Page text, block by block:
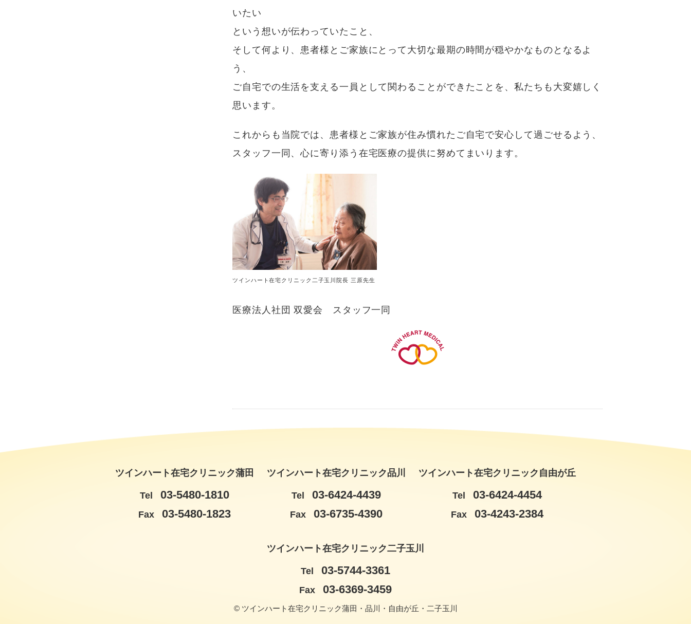
いたい
という想いが伝わっていたこと、
そして何より、患者様とご家族にとって大切な最期の時間が穏やかなものとなるよ
う、
ご自宅での生活を支える一員として関わることができたことを、私たちも大変嬉しく
思います。
これからも当院では、患者様とご家族が住み慣れたご自宅で安心して過ごせるよう、
スタッフ一同、心に寄り添う在宅医療の提供に努めてまいります。
ツインハート在宅クリニック二子玉川院長 三原先生
医療法人社団 双愛会 スタッフ一同
ツインハート在宅クリニック蒲田
Tel 03-5480-1810
Fax 03-5480-1823
ツインハート在宅クリニック品川
Tel 03-6424-4439
Fax 03-6735-4390
ツインハート在宅クリニック自由が丘
Tel 03-6424-4454
Fax 03-4243-2384
ツインハート在宅クリニック二子玉川
Tel 03-5744-3361
Fax 03-6369-3459
© ツインハート在宅クリニック蒲田・品川・自由が丘・二子玉川